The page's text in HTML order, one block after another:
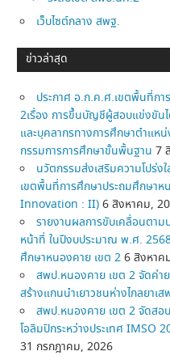
เว็บไซต์กลาง สพฐ.
ข่าวล่าสุด
ประกาศ อ.ก.ค.ศ.เขตพื้นที่ก
2เรื่อง การขึ้นบัญชีผู้สอบแข่งขัน
และบุคลากรทางการศึกษาตำแ
กรรมการการศึกษาขั้นพื้นฐาน 7
นวัตกรรมส่งเสริมความโปร่ง
เขตพื้นที่การศึกษาประถมศึกษา
Innovation : II) 6 สิงหาคม,
รายงานผลการขับเคลื่อนตา
หน้าที่ ในปีงบประมาณ พ.ศ.
ศึกษาหนองคาย เขต 2 6 สิงหาค
สพป.หนองคาย เขต 2 จัดค่
สร้างแกนนำเยาวชนห่างไกลยาเ
สพป.หนองคาย เขต 2 จัดส
โอลิมปิกระหว่างประเทศ IMSO
31 กรกฎาคม, 2026